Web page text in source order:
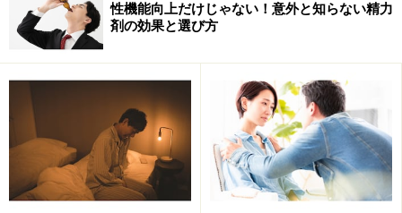
精力増強剤としても使えない
ED治療薬を巡る大きな誤解の１つに「勃起させる薬」と
いう捉え方があります。
ED治療薬を服用することで性欲が高まったり、陰茎が自
在に勃起したりすることはあり得ません。ましてや、精
力増強剤や催淫剤の類でもありません。ですから、その
性機能向上だけじゃない！意外と知らない精力
剤の効果と選び方